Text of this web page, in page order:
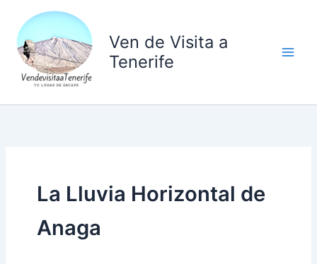
contenido
Ven de Visita a
Tenerife
La Lluvia Horizontal de
Anaga